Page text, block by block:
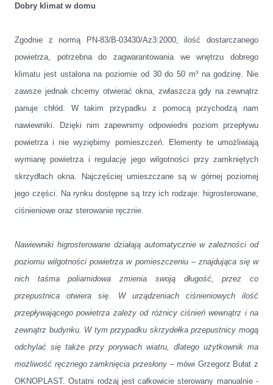
Dobry klimat w domu
Zgodnie z normą PN-83/B-03430/Az3:2000, ilość dostarczanego
powietrza, potrzebna do zagwarantowania we wnętrzu dobrego
klimatu jest ustalona na poziomie od 30 do 50 m³ na godzinę. Nie
zawsze jednak chcemy otwierać okna, zwłaszcza gdy na zewnątrz
panuje chłód. W takim przypadku z pomocą przychodzą nam
nawiewniki. Dzięki nim zapewnimy odpowiedni poziom przepływu
powietrza i nie wyziębimy pomieszczeń. Elementy te umożliwiają
wymianę powietrza i regulację jego wilgotności przy zamkniętych
skrzydłach okna. Najczęściej umieszczane są w górnej poziomej
jego części. Na rynku dostępne są trzy ich rodzaje: higrosterowane,
ciśnieniowe oraz sterowanie ręcznie.
Nawiewniki higrosterowane działają automatycznie w zależności od
poziomu wilgotności powietrza w pomieszczeniu – znajdująca się w
nich taśma poliamidowa zmienia swoją długość, przez co
przepustnica otwiera się. W urządzeniach ciśnieniowych ilość
przepływającego powietrza zależy od różnicy ciśnień wewnątrz i na
zewnątrz budynku. W tym przypadku skrzydełka przepustnicy mogą
odchylać się także przy porywach wiatru, dlatego użytkownik ma
możliwość ręcznego zamknięcia przesłony– mówi Grzegorz Bułat z
OKNOPLAST. Ostatni rodzaj jest całkowicie sterowany manualnie -